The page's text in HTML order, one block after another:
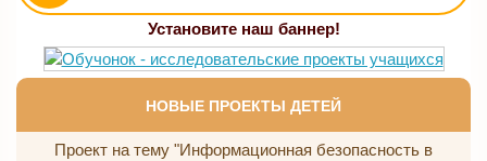
Установите наш баннер!
НОВЫЕ ПРОЕКТЫ ДЕТЕЙ
Проект на тему "Информационная безопасность в